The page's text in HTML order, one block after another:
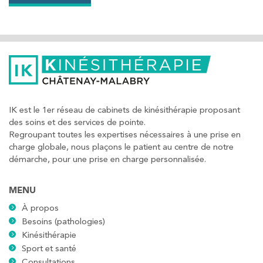
IK est le 1er réseau de cabinets de kinésithérapie proposant
des soins et des services de pointe.
Regroupant toutes les expertises nécessaires à une prise en
charge globale, nous plaçons le patient au centre de notre
démarche, pour une prise en charge personnalisée.
MENU
À propos
Besoins (pathologies)
Kinésithérapie
Sport et santé
1 Rue Mertens 92600 Bois-Colombes
01 43 50 50 81
PRENEZ RDV SUR
Kinésithérapie
28 Rue Velpeau 92160 Antony
01 76 21 71 41
PRENEZ RDV SUR
PRENEZ RDV SUR
Kinésithérapie